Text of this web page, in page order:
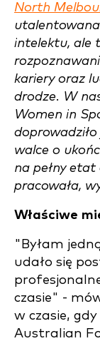
North
intelektu, ale
kariery oraz
drodze. W
Women in
walce o
na pełny
pracowała,
Właściwe
"Byłam
udało się
czasie" -
w czasie,
Australian